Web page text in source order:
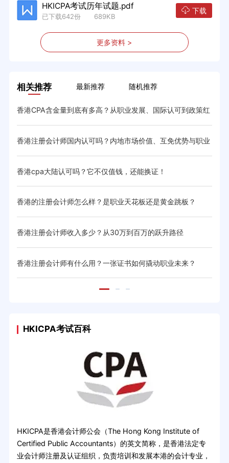
HKICPA考试历年试题.pdf
已下载642份 689KB
下载
更多资料 >
相关推荐 最新推荐 随机推荐
香港CPA含金量到底有多高？从职业发展、国际认可到政策红
利解析
香港注册会计师国内认可吗？内地市场价值、互免优势与职业
前景
香港cpa大陆认可吗？它不仅值钱，还能换证！
香港的注册会计师怎么样？是职业天花板还是黄金跳板？
香港注册会计师收入多少？从30万到百万的跃升路径
香港注册会计师有什么用？一张证书如何撬动职业未来？
HKICPA考试百科
HKICPA是香港会计师公会（The Hong Kong Institute of
Certified Public Accountants）的英文简称，是香港法定专
业会计师注册及认证组织，负责培训和发展本港的会计专业，